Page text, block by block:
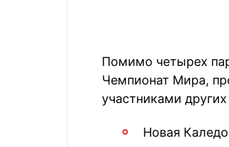
Помимо четырех
Чемпионат Мира,
участниками
Новая